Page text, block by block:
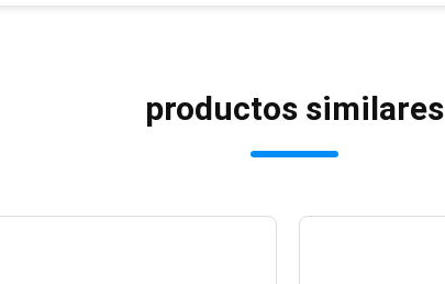
productos similares